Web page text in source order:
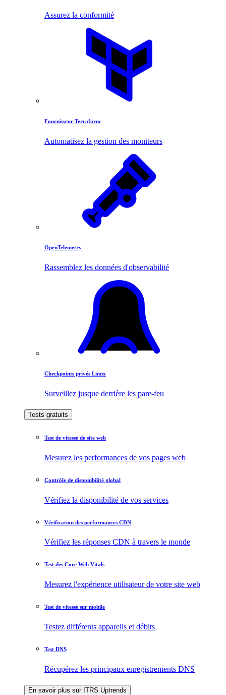
Assurez la conformité
Fournisseur Terraform
Automatisez la gestion des moniteurs
OpenTelemetry
Rassemblez les données d'observabilité
Checkpoints privés Linux
Surveillez jusque derrière les pare-feu
Tests gratuits
Test de vitesse de site web
Mesurez les performances de vos pages web
Contrôle de disponibilité global
Vérifiez la disponibilité de vos services
Vérification des performances CDN
Vérifiez les réponses CDN à travers le monde
Test des Core Web Vitals
Mesurez l'expérience utilisateur de votre site web
Test de vitesse sur mobile
Testez différents appareils et débits
Test DNS
Récupérez les principaux enregistrements DNS
En savoir plus sur ITRS Uptrends